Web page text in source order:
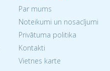
Par mums
Noteikumi un nosacījumi
Privātuma politika
Kontakti
Vietnes karte